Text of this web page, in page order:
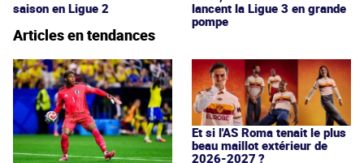
saison en Ligue 2
lancent la Ligue 3 en grande
pompe
Articles en tendances
Et si l'AS Roma tenait le plus
beau maillot extérieur de
2026-2027 ?